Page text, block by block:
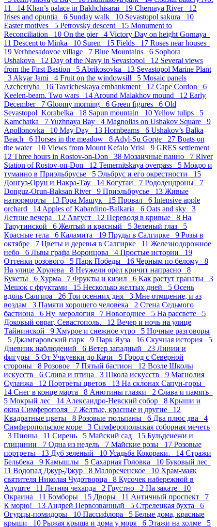
11 14 Khan’s palace in Bakhchisarai 19 Chernaya River 12
Irises and opuntia 6 Sunday walk 10 Sevastopol sakura 10
Easter motives 5 Petrovsky descent 15 Monument to
Reconciliation 10 On the pier 4 Victory Day on height Gornaya
11 Descent to Minka 10 Suren 15 Fields 17 Roses near houses
19 Verhnesadovoe village 7 Blue Mountains 6 Sophora
Ushakova 12 Day of the Navy in Sevastopol 12 Several views
from the First Bastion 5 Abrikosovka 13 Sevastopol Marine Plant
3 Akyar Jami 4 Fruit on the windowsill 5 Mosaic panels
Azcherryba 16 Tavricheskaya embankment 12 Cape Cordon 6
Keelen-beam. Two wars 14 Around Malakhov mound 12 Early
December 7 Gloomy morning 6 Green figures 6 Old
Sevastopol_Korabelka 18 Sapun mountain 10Yellow tulips 5
Kamchatka 7Yuzhnaya Bay 4 Magnolias on Ushakov Square 9
Apollonovka 10 May Day 13 Hornbeams 6 Ushakov’s Balka
Beach 6 Horses in the meadow 8 Adyl-Su Gorge 27 Boats on
the water 10 Views from Mount Kefalo Vrisi 9 GRES settlement
12 Three hours in Rostov-on-Don 38 Мозаичные панно 7 River
Station of Rostov-on-Don 12 Temernitskaya overpass 5 Мокро и
туманно в Приэльбрусье 5 Эльбрус и его окрестности 15
Донгуз-Орун и Накра-Тау 14 Когутаи 7 Рододендроны 7
Donguz-Orun-Baksan River 9 Приэльбрусье 13 Живые
натюрморты 13 Гора Машук 15 Провал 6 Intensive apple
orchard 14 Apples of Kabardino-Balkaria 6 Oats and sky 3
Летние вечера 12 Август 12 Переводя в кривые 8 На
Тарутинской 6 Желтый и красный 5 Зеленый глаз 5
Красные тела 6 Каламита 19 Пруды в Салгирке 9 Розы в
октябре 7 Цветы и деревья в Салгирке 11 Железнодорожное
небо 6 Львы графа Воронцова 4 Простые истории 19
Оттенки розового 5 Парк Победы 16 Черным по белому 8
На улице Хрулева 8 Неужели орел кричит напрасно 8
Букеты 6 Хурма 7 Фрукты и кизил 6 Как растут гранаты 3
Мешок с фруктами 15 Несколько желтых дней 5 Осень
вдоль Салгира 26 Три осенних дня 3 Мне отмщение, и аз
воздам 3 Памяти хорошего человека 2 Стена Седьмого
бастиона 6 Ну_мерология 7 Новогоднее 5 На рассвете 5
Доковый овраг, Севастополь. 12 Вечер и ночь на улице
Тайнинской 9 Хмурое и снежное утро 5 Ночные разговоры
5 Джамгаровский парк 9 Парк Яуза 16 Скучная история 5
Дневник наблюдений 6 Ветер западный 23 Линии и
фигуры 5 От Учкуевки до Качи 5 Город с Северной
стороны 8 Розовое 7 Пятый бастион 12 Возле Школы
искусств 6 Слива и птица 3 Школа искусств 9 Магнолия
Суланжа 12 Портреты цветов 13 На склонах Сапун-горы
14 Снег в конце марта 8 Анютины глазки 2 Слава и память
5 Мокрый лес 14 Александро-Невский собор 8 Крыши и
окна Симферополя 7 Желтые, красные и другие 12
Квадратные цветы 8 Розовые тюльпаны 6 Два плюс два 4
Симферопольское море 3 Симферопольская соборная мечеть
3 Пионы 11 Сирень 5 Майский сад 15 Бульденежи и
глицинии 7 Одна из недель 7 Майские розы 17 Розовые
портреты 13 Дуб зеленый 10 Усадьба Кокораки. 14 Стражи
Бельбека 9 Камышлы 5 Сахарная Головка 10 Буковый лес
11 Водопад Джур-Джур 8 Малореченское 10 Храм-маяк
святителя Николая Чудотворца 8 Кусочек набережной в
Алуште 11 Летняя чехарда 2 Грустно 2 На закате 10
Окраина 11 Бомборы 15 Дворы 11 Античный проспект 7
К морю! 13 Андрей Первозванный 5 Стрелецкая бухта 6
Огурцы-помидоры 10 Пасcифлора 5 Белые дома, красные
крыши 10 Рыжая крыша и дома у моря 6 Этажи на холме 5